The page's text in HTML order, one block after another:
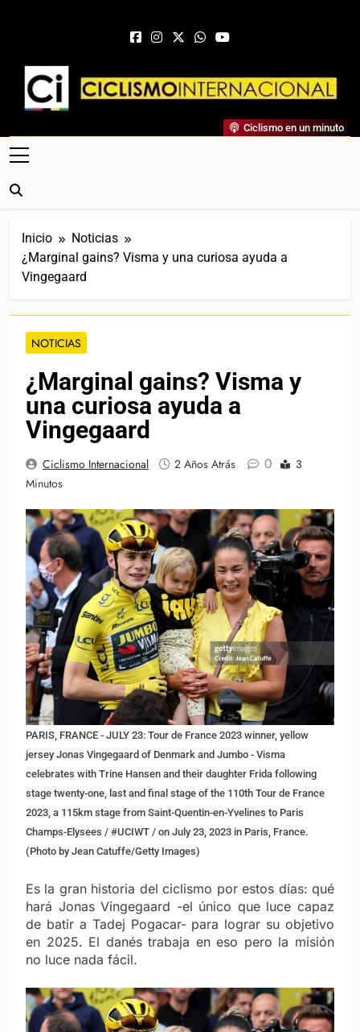
Ciclismo Internacional
Web Dedicada Al Ciclismo Mundial. Entrevistas, Análisis,
Crónicas, Previas Y Más. La Web Ciclista De Referencia.
Ciclismo en un minuto
Inicio
Noticias
¿Marginal gains? Visma y una curiosa ayuda a
Vingegaard
NOTICIAS
¿Marginal gains? Visma y
una curiosa ayuda a
Vingegaard
Ciclismo Internacional 2 Años Atrás 0
3
Minutos
PARIS, FRANCE - JULY 23: Tour de France 2023 winner, yellow
jersey Jonas Vingegaard of Denmark and Jumbo - Visma
celebrates with Trine Hansen and their daughter Frida following
stage twenty-one, last and final stage of the 110th Tour de France
2023, a 115km stage from Saint-Quentin-en-Yvelines to Paris
Champs-Elysees / #UCIWT / on July 23, 2023 in Paris, France.
(Photo by Jean Catuffe/Getty Images)
Es la gran historia del ciclismo por estos días: qué
hará Jonas Vingegaard -el único que luce capaz
de batir a Tadej Pogacar- para lograr su objetivo
en 2025. El danés trabaja en eso pero la misión
no luce nada fácil.